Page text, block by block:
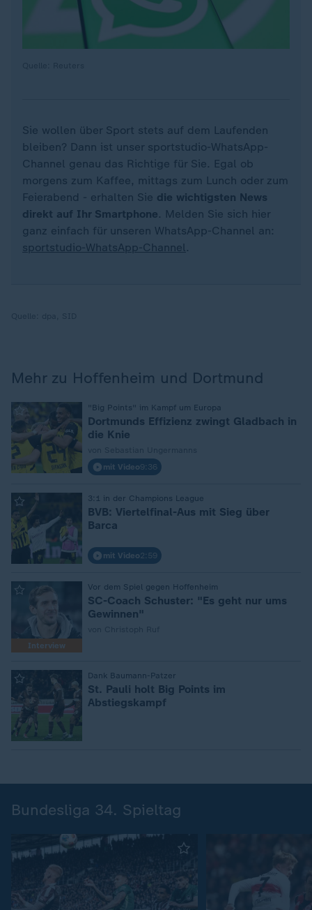
Sie wollen über Sport stets auf dem Laufenden
bleiben? Dann ist unser sportstudio-WhatsApp-
Channel genau das Richtige für Sie. Egal ob
morgens zum Kaffee, mittags zum Lunch oder zum
Feierabend - erhalten Sie die wichtigsten News
direkt auf Ihr Smartphone. Melden Sie sich hier
ganz einfach für unseren WhatsApp-Channel an:
sportstudio-WhatsApp-Channel.
Mehr zu Hoffenheim und Dortmund
"Big Points" im Kampf um Europa
Dortmunds Effizienz zwingt Gladbach in
die Knie
mit Video9:36
3:1 in der Champions League
BVB: Viertelfinal-Aus mit Sieg über
Barca
mit Video2:59
Interview
Vor dem Spiel gegen Hoffenheim
SC-Coach Schuster: "Es geht nur ums
Gewinnen"
Dank Baumann-Patzer
St. Pauli holt Big Points im
Abstiegskampf
Bundesliga 34. Spieltag